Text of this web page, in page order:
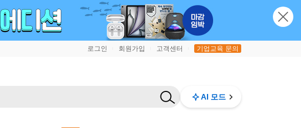
로그인 회원가입 고객센터 기업교육 문의
AI 모드